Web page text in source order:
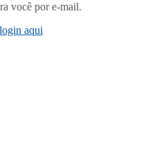
você por e-mail.
aqui